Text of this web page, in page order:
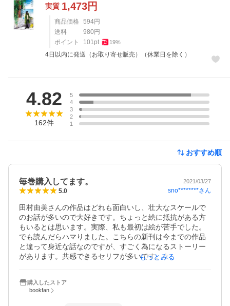
実質 1,473円
商品価格 594円
送料
980 円
ポイント
101pt 19%
4日以内に発送（お取り寄せ販売）（休業日を除く）
4.82
162件
5
4
3
2
1
おすすめ順
毎巻購入してます。 2021/03/27
5.0 sno********さん
田村由美さんの作品はどれも面白いし、壮大なスケールで
のお話が多いので大好きです。ちょっと絵に抵抗がある方
もいるとは思います。実際、私も最初は絵が苦手でした。
でも読んだらハマりました。こちらの新刊は今までの作品
と違って身近な話なのですが、すごく為になるストーリー
があります。共感できるセリフが多いです。女性だけでな
もっとみる
購入したストア
bookfan